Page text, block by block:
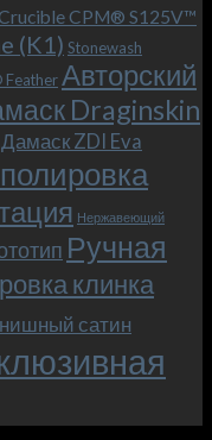
Макс
(Mad
Max),
или
как
мы
прикоснулись
к
фильма.
CPM® S125V™
(K1) Stonewash
Авторский
Draginskin
Дамаск ZDI Eva
Нержавеющий
Ручная
клинка
сатин